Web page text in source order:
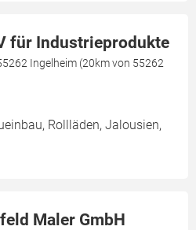
für Industrieprodukte
Ingelheim (20km von 55262
Rollläden, Jalousien,
Maler GmbH